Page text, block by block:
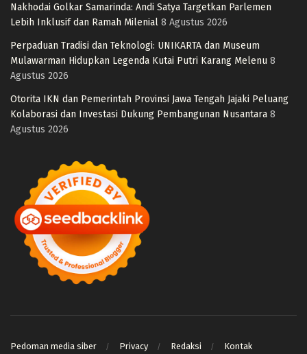
Nakhodai Golkar Samarinda: Andi Satya Targetkan Parlemen
Lebih Inklusif dan Ramah Milenial 8 Agustus 2026
Perpaduan Tradisi dan Teknologi: UNIKARTA dan Museum
Mulawarman Hidupkan Legenda Kutai Putri Karang Melenu 8
Agustus 2026
Otorita IKN dan Pemerintah Provinsi Jawa Tengah Jajaki Peluang
Kolaborasi dan Investasi Dukung Pembangunan Nusantara 8
Agustus 2026
Pedoman media siber Privacy Redaksi Kontak